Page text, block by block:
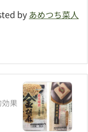
by あめつち菜人
果